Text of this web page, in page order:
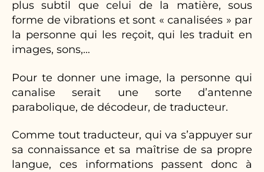
plus subtil que celui de la matière, sous
forme de vibrations et sont « canalisées » par
la personne qui les reçoit, qui les traduit en
images, sons,…
Pour te donner une image, la personne qui
canalise serait une sorte d’antenne
parabolique, de décodeur, de traducteur.
Comme tout traducteur, qui va s’appuyer sur
sa connaissance et sa maîtrise de sa propre
langue, ces informations passent donc à